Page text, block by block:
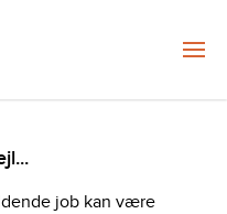
job kan være